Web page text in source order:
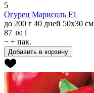
5
Огурец Марисоль F1
до 200 г 40 дней 50х30 см
87 .00 i
− + пак.
Добавить в корзину